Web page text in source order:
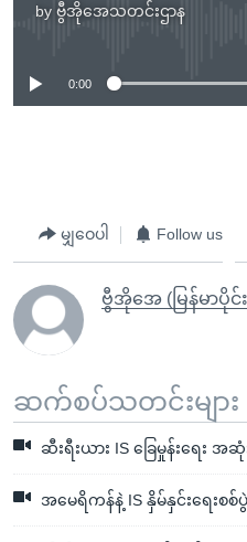
by ဗွီအိုအေသတင်းဌာန
No media
0:00
မျှဝေပါ Follow us
ဗွီအိုအေ (မြန်မာပိုင်
ဆက်စပ်သတင်းများ
ဆီးရီးယား IS ခြေမှုန်းရေး
အမေရိကန်နဲ့ IS နှိမ်နှင်းရေးစစ်ပွဲ